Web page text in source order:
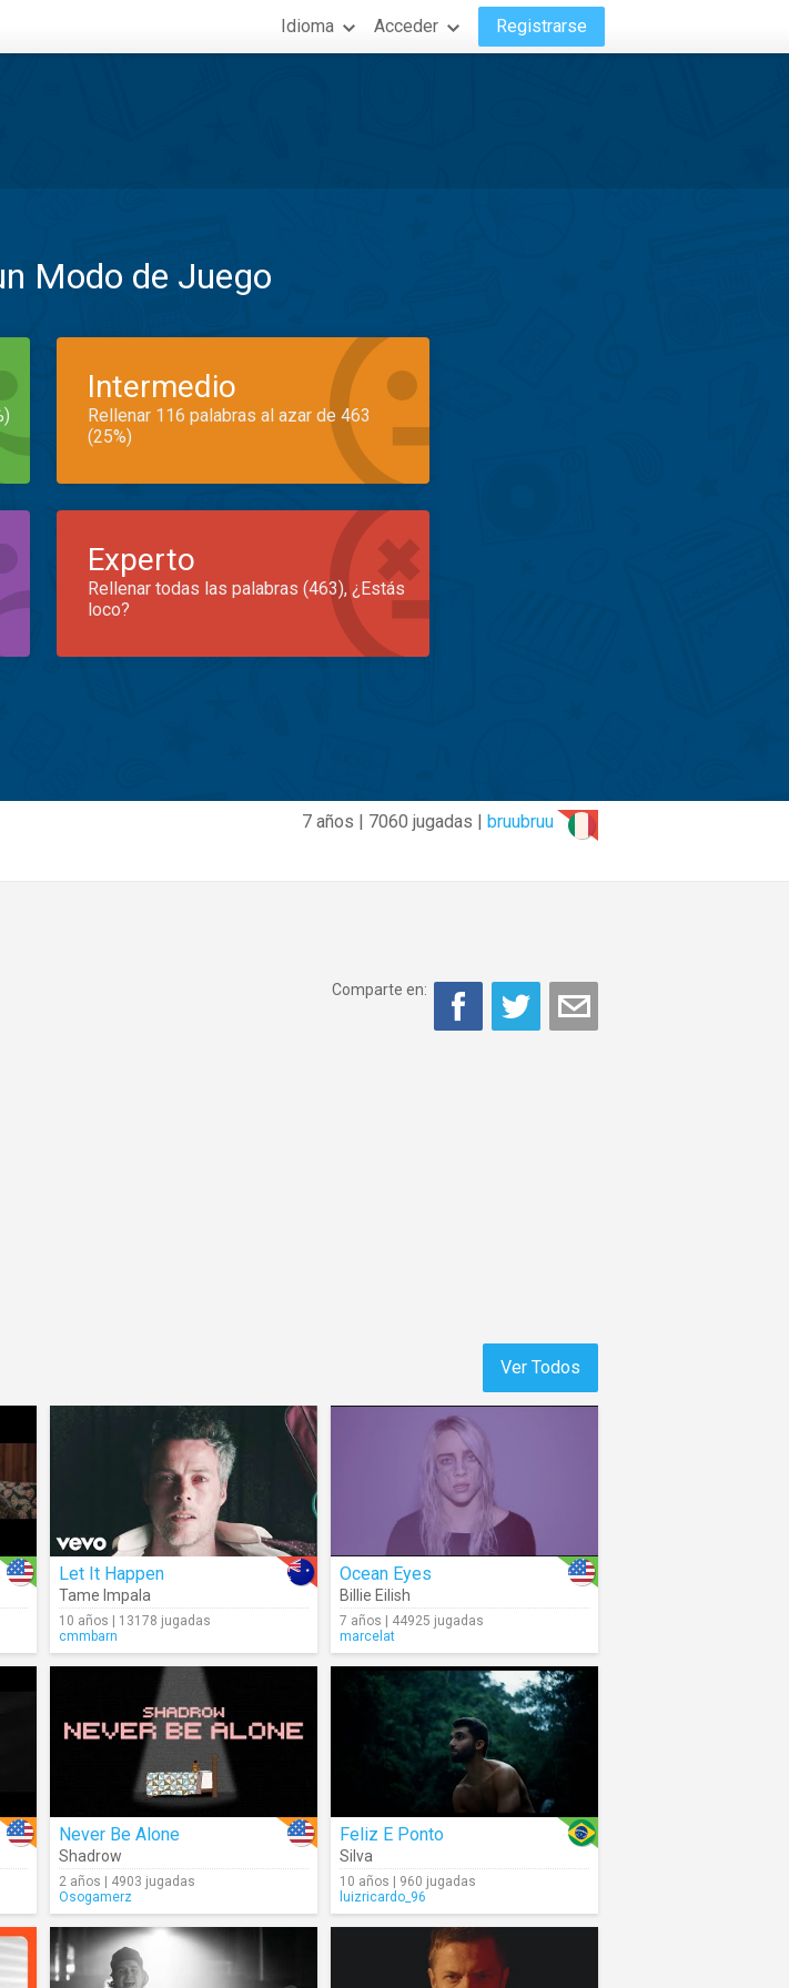
Idioma Acceder Registrarse
Modo de Juego
Intermedio
Rellenar 116 palabras al azar de 463
(25%)
Experto
Rellenar todas las palabras (463), ¿Estás
loco?
7 años | 7060 jugadas | bruubruu
Comparte en:
Ver Todos
Let It Happen
Tame Impala
10 años | 13178 jugadas
cmmbarn
Ocean Eyes
Billie Eilish
7 años | 44925 jugadas
marcelat
Never Be Alone
Shadrow
2 años | 4903 jugadas
Osogamerz
Feliz E Ponto
Silva
10 años | 960 jugadas
luizricardo_96